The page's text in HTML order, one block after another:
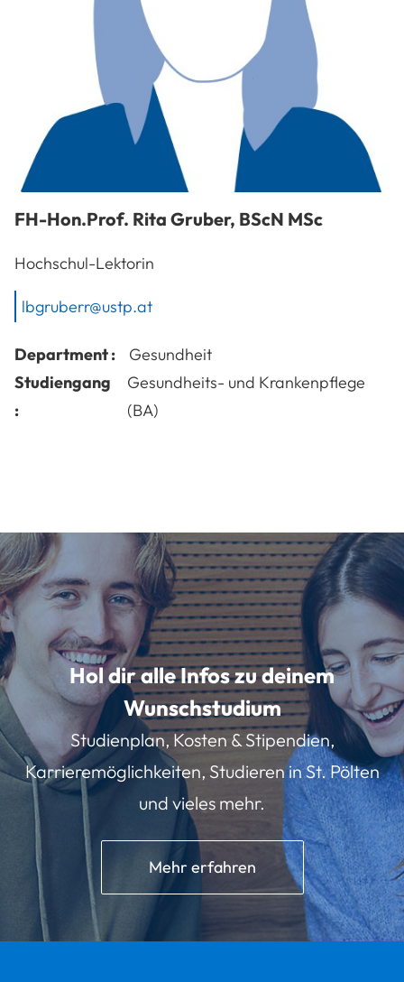
FH-Hon.Prof. Rita Gruber, BScN MSc
Hochschul-Lektorin
lbgruberr@ustp.at
Department :
Gesundheit
Studiengang
:
Gesundheits- und Krankenpflege
(BA)
Hol dir alle Infos zu deinem
Wunschstudium
Studienplan, Kosten & Stipendien,
Karrieremöglichkeiten, Studieren in St. Pölten
und vieles mehr.
Mehr erfahren